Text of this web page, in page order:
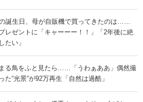
誕生日、母が自販機で買ってきたのは……
レゼントに「キャーーー！！」「2年後に絶
たい」
る鳥をふと見たら……「うわぁああ」偶然撮
た“光景”が92万再生「自然は過酷」